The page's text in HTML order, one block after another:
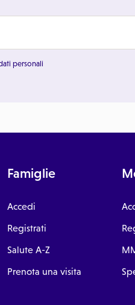
personali
Famiglie
Accedi
Registrati
Salute A-Z
Prenota una visita